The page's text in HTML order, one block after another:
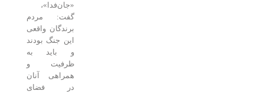
«جان‌فدا»،
گفت: مردم
برندگان واقعی
این جنگ بودند
و باید به
ظرفیت و
همراهی آنان
در فضای